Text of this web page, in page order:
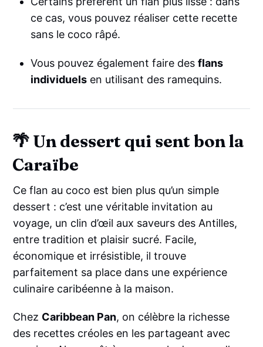
ce cas, vous pouvez réaliser cette recette
sans le coco râpé.
Vous pouvez également faire desflans
individuels en utilisant des ramequins.
🌴 Un dessert qui sent bon la
Caraïbe
Ce flan au coco est bien plus qu’un simple
dessert : c’est une véritable invitation au
voyage, un clin d’œil aux saveurs des Antilles,
entre tradition et plaisir sucré. Facile,
économique et irrésistible, il trouve
parfaitement sa place dans une expérience
culinaire caribéenne à la maison.
Chez Caribbean Pan, on célèbre la richesse
des recettes créoles en les partageant avec